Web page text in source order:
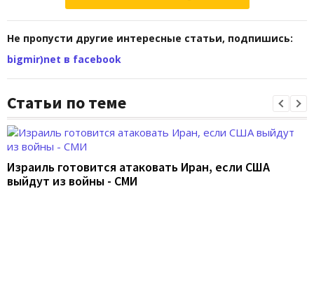
Не пропусти другие интересные статьи, подпишись:
bigmir)net в facebook
Статьи по теме
Израиль готовится атаковать Иран, если США
выйдут из войны - СМИ